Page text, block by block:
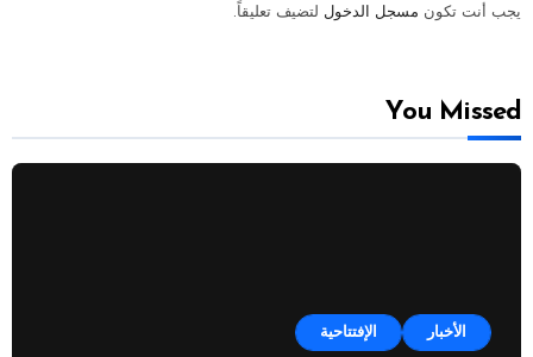
يجب أنت تكون مسجل الدخول لتضيف تعليقاً.
You Missed
الأخبار الإفتتاحية